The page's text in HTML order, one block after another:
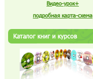
Видео-урок+
подробная карта-схема
Каталог книг и курсов